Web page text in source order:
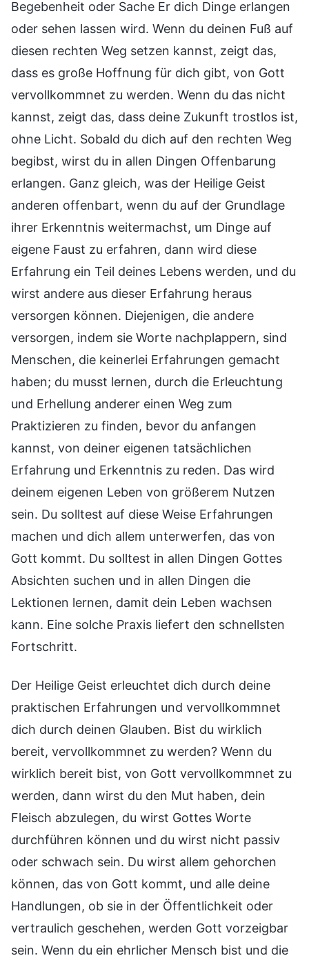
Begebenheit oder Sache Er dich Dinge erlangen
oder sehen lassen wird. Wenn du deinen Fuß auf
diesen rechten Weg setzen kannst, zeigt das,
dass es große Hoffnung für dich gibt, von Gott
vervollkommnet zu werden. Wenn du das nicht
kannst, zeigt das, dass deine Zukunft trostlos ist,
ohne Licht. Sobald du dich auf den rechten Weg
begibst, wirst du in allen Dingen Offenbarung
erlangen. Ganz gleich, was der Heilige Geist
anderen offenbart, wenn du auf der Grundlage
ihrer Erkenntnis weitermachst, um Dinge auf
eigene Faust zu erfahren, dann wird diese
Erfahrung ein Teil deines Lebens werden, und du
wirst andere aus dieser Erfahrung heraus
versorgen können. Diejenigen, die andere
versorgen, indem sie Worte nachplappern, sind
Menschen, die keinerlei Erfahrungen gemacht
haben; du musst lernen, durch die Erleuchtung
und Erhellung anderer einen Weg zum
Praktizieren zu finden, bevor du anfangen
kannst, von deiner eigenen tatsächlichen
Erfahrung und Erkenntnis zu reden. Das wird
deinem eigenen Leben von größerem Nutzen
sein. Du solltest auf diese Weise Erfahrungen
machen und dich allem unterwerfen, das von
Gott kommt. Du solltest in allen Dingen Gottes
Absichten suchen und in allen Dingen die
Lektionen lernen, damit dein Leben wachsen
kann. Eine solche Praxis liefert den schnellsten
Fortschritt.
Der Heilige Geist erleuchtet dich durch deine
praktischen Erfahrungen und vervollkommnet
dich durch deinen Glauben. Bist du wirklich
bereit, vervollkommnet zu werden? Wenn du
wirklich bereit bist, von Gott vervollkommnet zu
werden, dann wirst du den Mut haben, dein
Fleisch abzulegen, du wirst Gottes Worte
durchführen können und du wirst nicht passiv
oder schwach sein. Du wirst allem gehorchen
können, das von Gott kommt, und alle deine
Handlungen, ob sie in der Öffentlichkeit oder
vertraulich geschehen, werden Gott vorzeigbar
sein. Wenn du ein ehrlicher Mensch bist und die